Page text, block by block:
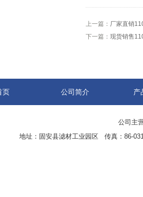
上一篇： 厂家直销
下一篇： 现货销售
页 公司简介 产
公司主
地址：固安县滤材工业园区 传真：86-